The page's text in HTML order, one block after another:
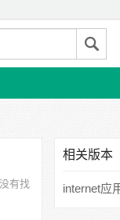
有找
相关版本
internet应